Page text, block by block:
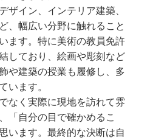
ザイン、インテリア建築、
、幅広い分野に触れること
ます。特に美術の教員免許
しており、絵画や彫刻など
や建築の授業も履修し、多
います。
なく実際に現地を訪れて雰
「自分の目で確かめるこ
います。最終的な決断は自